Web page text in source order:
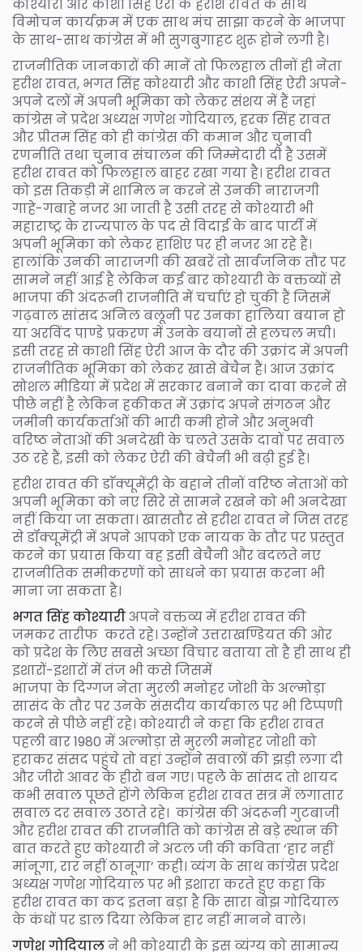
कोश्यारी और काशी सिंह ऐरी के हरीश रावत के साथ
विमोचन कार्यक्रम में एक साथ मंच साझा करने के भाजपा
के साथ-साथ कांग्रेस में भी सुगबुगाहट शुरू होने लगी है।
राजनीतिक जानकारों की मानें तो फिलहाल तीनों ही नेता
हरीश रावत, भगत सिंह कोश्यारी और काशी सिंह ऐरी अपने-
अपने दलों में अपनी भूमिका को लेकर संशय में हैं जहां
कांग्रेस ने प्रदेश अध्यक्ष गणेश गोदियाल, हरक सिंह रावत
और प्रीतम सिंह को ही कांग्रेस की कमान और चुनावी
रणनीति तथा चुनाव संचालन की जिम्मेदारी दी है उसमें
हरीश रावत को फिलहाल बाहर रखा गया है। हरीश रावत
को इस तिकड़ी में शामिल न करने से उनकी नाराजगी
गाहे-गबाहे नजर आ जाती है उसी तरह से कोश्यारी भी
महाराष्ट्र के राज्यपाल के पद से विदाई के बाद पार्टी में
अपनी भूमिका को लेकर हाशिए पर ही नजर आ रहे हैं।
हालांकि उनकी नाराजगी की खबरें तो सार्वजनिक तौर पर
सामने नहीं आई है लेकिन कई बार कोश्यारी के वक्तव्यों से
भाजपा की अंदरूनी राजनीति में चर्चाएं हो चुकी हैं जिसमें
गढ़वाल सांसद अनिल बलूनी पर उनका हालिया बयान हो
या अरविंद पाण्डे प्रकरण में उनके बयानों से हलचल मची।
इसी तरह से काशी सिंह ऐरी आज के दौर की उक्रांद में अपनी
राजनीतिक भूमिका को लेकर खासे बेचैन हैं। आज उक्रांद
सोशल मीडिया में प्रदेश में सरकार बनाने का दावा करने से
पीछे नहीं है लेकिन हकीकत में उक्रांद अपने संगठन और
जमीनी कार्यकर्ताओं की भारी कमी होने और अनुभवी
वरिष्ठ नेताओं की अनदेखी के चलते उसके दावों पर सवाल
उठ रहे हैं, इसी को लेकर ऐरी की बेचैनी भी बढ़ी हुई है।
हरीश रावत की डाॅक्यूमेंट्री के बहाने तीनों वरिष्ठ नेताओं को
अपनी भूमिका को नए सिरे से सामने रखने को भी अनदेखा
नहीं किया जा सकता। खासतौर से हरीश रावत ने जिस तरह
से डॉक्यूमेंट्री में अपने आपको एक नायक के तौर पर प्रस्तुत
करने का प्रयास किया वह इसी बेचैनी और बदलते नए
राजनीतिक समीकरणों को साधने का प्रयास करना भी
माना जा सकता है।
भगत सिंह कोश्यारीअपने वक्तव्य में हरीश रावत की
जमकर तारीफ करते रहे। उन्होंने उत्तराखण्डियत की ओर
को प्रदेश के लिए सबसे अच्छा विचार बताया तो है ही साथ ही
इशारों-इशारों में तंज भी कसे जिसमें
भाजपा के दिग्गज नेता मुरली मनोहर जोशी के अल्मोड़ा
सासंद के तौर पर उनके संसदीय कार्यकाल पर भी टिप्पणी
करने से पीछे नहीं रहे। कोश्यारी ने कहा कि हरीश रावत
पहली बार 1980 में अल्मोड़ा से मुरली मनोहर जोशी को
हराकर संसद पहुंचे तो वहां उन्होंने सवालों की झड़ी लगा दी
और जीरो आवर के हीरो बन गए। पहलेे के सांसद तो शायद
कभी सवाल पूछते होंगे लेकिन हरीश रावत सत्र में लगातार
सवाल दर सवाल उठाते रहे। कांग्रेस की अंदरूनी गुटबाजी
और हरीश रावत की राजनीति को कांग्रेस से बड़े स्थान की
बात करते हुए कोश्यारी ने अटल जी की कविता ‘हार नहीं
मांनूगा, रार नहीं ठानूगा’ कही। व्यंग के साथ कांग्रेस प्रदेश
अध्यक्ष गणेश गोदियाल पर भी इशारा करते हुए कहा कि
हरीश रावत का कद इतना बड़ा है कि सारा बोझ गोदियाल
के कंधों पर डाल दिया लेकिन हार नहीं मानने वाले।
गणेश गोदियालने भी कोश्यारी के इस व्यंग्य को सामान्य